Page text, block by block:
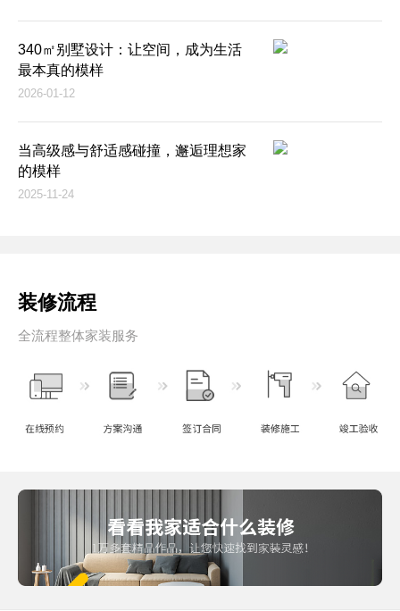
340㎡别墅设计：让空间，成为生活
最本真的模样
2026-01-12
当高级感与舒适感碰撞，邂逅理想家
的模样
2025-11-24
装修流程
全流程整体家装服务